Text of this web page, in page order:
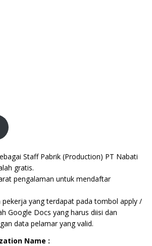
Staff Pabrik (Production) PT Nabati
gratis.
pengalaman untuk mendaftar
pekerja yang terdapat pada tombol apply /
Google Docs yang harus diisi dan
data pelamar yang valid.
Name :